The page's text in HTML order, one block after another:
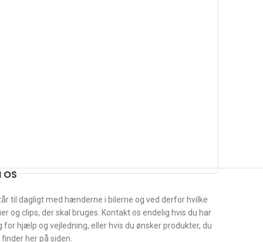
OS
til dagligt med hænderne i bilerne og ved derfor hvilke
og clips, der skal bruges. Kontakt os endelig hvis du har
for hjælp og vejledning, eller hvis du ønsker produkter, du
her på siden.